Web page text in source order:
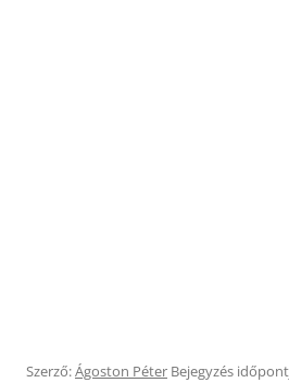
Szerző:Ágoston Péter Bejegyzés